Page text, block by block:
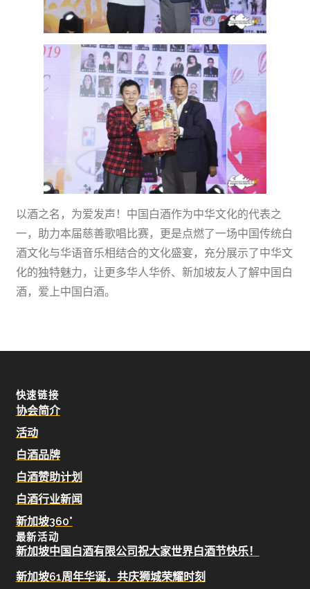
以酒之名，为爱发声！中国白酒作为中华文化的代表之
一，助力本届慈善歌唱比赛，更是点燃了一场中国传统白
酒文化与华语音乐相结合的文化盛宴，充分展示了中华文
化的独特魅力，让更多华人华侨、新加坡友人了解中国白
酒，爱上中国白酒。
快速链接
协会简介
活动
白酒品牌
白酒赞助计划
白酒行业新闻
新加坡360°
最新活动
新加坡中国白酒有限公司祝大家世界白酒节快乐！
新加坡61周年华诞，共庆狮城荣耀时刻